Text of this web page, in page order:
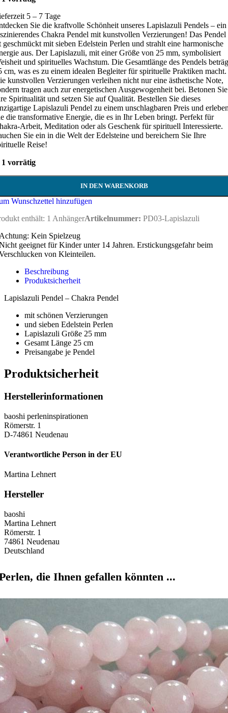
5 – 7 Tage
Sie die kraftvolle Schönheit unseres Lapislazuli Pendels – ein
Chakra Pendel mit kunstvollen Verzierungen! Das Pendel
geschmückt mit sieben Edelstein Perlen und strahlt eine harmonische
aus. Der Lapislazuli, mit einer Größe von 25 mm, symbolisiert
und spirituelles Wachstum. Die Gesamtlänge des Pendels
cm, was es zu einem idealen Begleiter für spirituelle Praktiken macht.
kunstvollen Verzierungen verleihen nicht nur eine ästhetische Note,
tragen auch zur energetischen Ausgewogenheit bei. Betonen Sie
Spiritualität und setzen Sie auf Qualität. Bestellen Sie dieses
Lapislazuli Pendel zu einem unschlagbaren Preis und
die transformative Energie, die es in Ihr Leben bringt. Perfekt für
Arbeit, Meditation oder als Geschenk für spirituell Interessierte.
Sie ein in die Welt der Edelsteine und bereichern Sie Ihre
Reise!
1 vorrätig
IN DEN WARENKORB
Wunschzettel hinzufügen
enthält: 1 AnhängerArtikelnummer: PD03-Lapislazuli
Kein Spielzeug
geeignet für Kinder unter 14 Jahren. Erstickungsgefahr beim
von Kleinteilen.
Beschreibung
Produktsicherheit
Lapislazuli Pendel – Chakra Pendel
mit schönen Verzierungen
und sieben Edelstein Perlen
Lapislazuli Größe 25 mm
Gesamt Länge 25 cm
Preisangabe je Pendel
Produktsicherheit
Herstellerinformationen
baoshi perleninspirationen
Römerstr. 1
D-74861 Neudenau
Verantwortliche Person in der EU
Martina Lehnert
Hersteller
baoshi
Martina Lehnert
Römerstr. 1
74861 Neudenau
Deutschland
die Ihnen gefallen könnten ...